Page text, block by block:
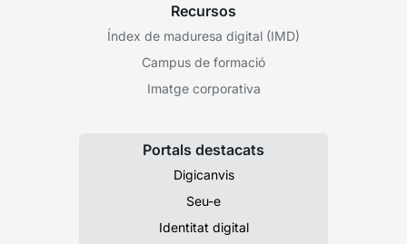
Recursos
Índex de maduresa digital (IMD)
Campus de formació
Imatge corporativa
Portals destacats
Digicanvis
Seu-e
Identitat digital